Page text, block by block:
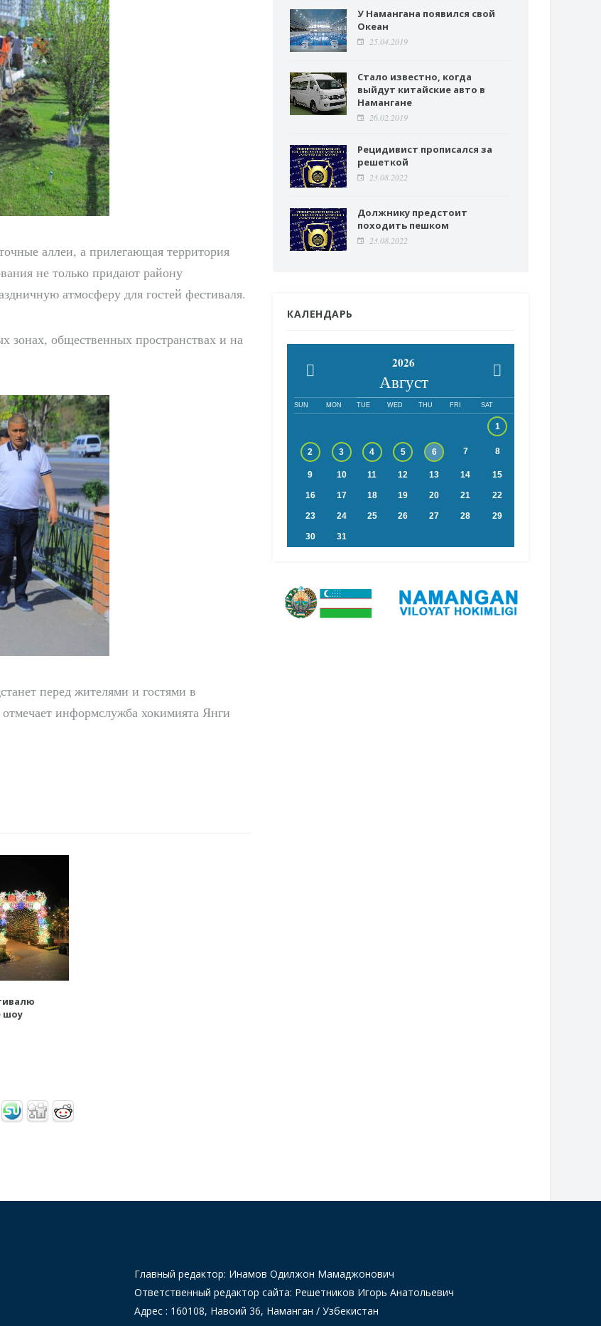
аллеи, а прилегающая территория
не только придают району
атмосферу для гостей фестиваля.
зонах, общественных пространствах и на
перед жителями и гостями в
информслужба хокимията Янги
шоу
У Намангана появился свой
Океан
25.04.2019
Стало известно, когда
выйдут китайские авто в
Намангане
26.02.2019
Рецидивист прописался за
решеткой
23.08.2022
Должнику предстоит
походить пешком
23.08.2022
КАЛЕНДАРЬ
2026
Август
SUN MON TUE WED THU FRI SAT
1
2 3 4 5 6 7 8
9 10 11 12 13 14 15
16 17 18 19 20 21 22
23 24 25 26 27 28 29
30 31
Главный редактор: Инамов Одилжон Мамаджонович
Ответственный редактор сайта: Решетников Игорь Анатольевич
Адрес : 160108, Навоий 36, Наманган / Узбекистан